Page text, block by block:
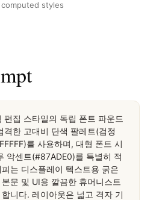
computed styles
편집 스타일의 독립 폰트 파운드
격한 고대비 단색 팔레트(검정
를 사용하며, 대형 폰트 시
악센트(#87ADE0)를 특별히 적
는 디스플레이 텍스트용 굵은
문 및 UI용 깔끔한 휴머니스트
니다. 레이아웃은 넓고 격자 기